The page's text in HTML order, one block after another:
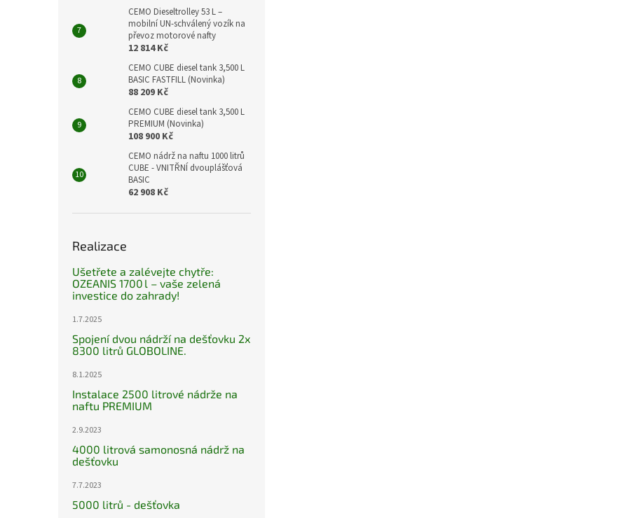
CEMO Dieseltrolley 53 L –
mobilní UN-schválený vozík na
převoz motorové nafty
12 814 Kč
CEMO CUBE diesel tank 3,500 L
BASIC FASTFILL (Novinka)
88 209 Kč
CEMO CUBE diesel tank 3,500 L
PREMIUM (Novinka)
108 900 Kč
CEMO nádrž na naftu 1000 litrů
CUBE - VNITŘNÍ dvouplášťová
BASIC
62 908 Kč
Realizace
Ušetřete a zalévejte chytře:
OZEANIS 1700 l – vaše zelená
investice do zahrady!
1.7.2025
Spojení dvou nádrží na dešťovku 2x
8300 litrů GLOBOLINE.
8.1.2025
Instalace 2500 litrové nádrže na
naftu PREMIUM
2.9.2023
4000 litrová samonosná nádrž na
dešťovku
7.7.2023
5000 litrů - dešťovka